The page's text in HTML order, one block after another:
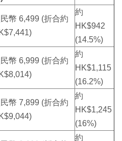
民幣 6,499 (折合約
約
HK$942
(14.5%)
民幣 6,999 (折合約
約
HK$1,115
(16.2%)
民幣 7,899 (折合約
約
HK$1,245
(16%)
約